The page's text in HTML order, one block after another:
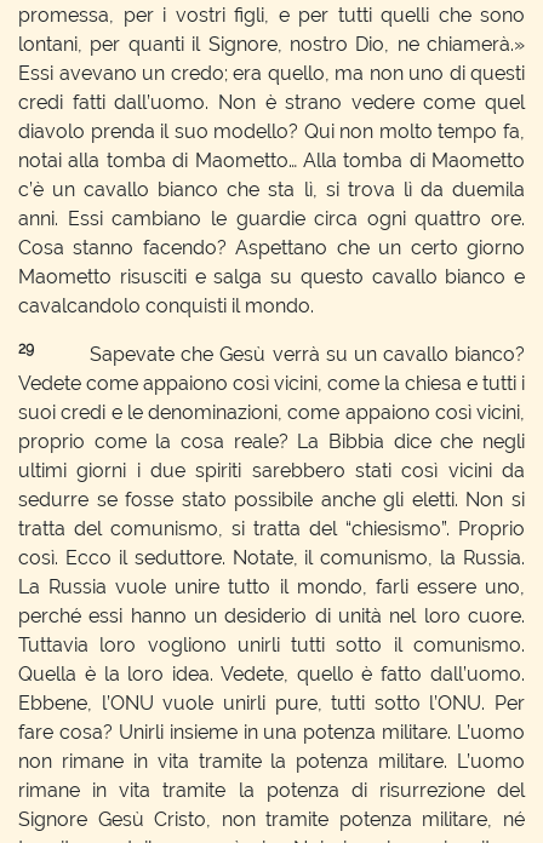
promessa, per i vostri figli, e per tutti quelli che sono
lontani, per quanti il Signore, nostro Dio, ne chiamerà.»
Essi avevano un credo; era quello, ma non uno di questi
credi fatti dall’uomo. Non è strano vedere come quel
diavolo prenda il suo modello? Qui non molto tempo fa,
notai alla tomba di Maometto… Alla tomba di Maometto
c’è un cavallo bianco che sta lì, si trova lì da duemila
anni. Essi cambiano le guardie circa ogni quattro ore.
Cosa stanno facendo? Aspettano che un certo giorno
Maometto risusciti e salga su questo cavallo bianco e
cavalcandolo conquisti il mondo.
29
Sapevate che Gesù verrà su un cavallo bianco?
Vedete come appaiono così vicini, come la chiesa e tutti i
suoi credi e le denominazioni, come appaiono così vicini,
proprio come la cosa reale? La Bibbia dice che negli
ultimi giorni i due spiriti sarebbero stati così vicini da
sedurre se fosse stato possibile anche gli eletti. Non si
tratta del comunismo, si tratta del “chiesismo”. Proprio
così. Ecco il seduttore. Notate, il comunismo, la Russia.
La Russia vuole unire tutto il mondo, farli essere uno,
perché essi hanno un desiderio di unità nel loro cuore.
Tuttavia loro vogliono unirli tutti sotto il comunismo.
Quella è la loro idea. Vedete, quello è fatto dall’uomo.
Ebbene, l’ONU vuole unirli pure, tutti sotto l’ONU. Per
fare cosa? Unirli insieme in una potenza militare. L’uomo
non rimane in vita tramite la potenza militare. L’uomo
rimane in vita tramite la potenza di risurrezione del
Signore Gesù Cristo, non tramite potenza militare, né